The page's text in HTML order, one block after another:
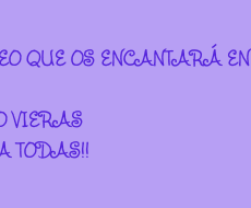
QUE OS ENCANTARÁ EN
VIERAS
TODAS!!